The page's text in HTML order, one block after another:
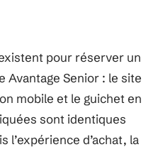
pour réserver un
Avantage Senior : le site
mobile et le guichet en
sont identiques
l’expérience d’achat, la